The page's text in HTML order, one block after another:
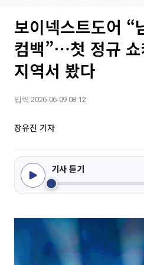
보이넥스트도어 “
컴백”⋯첫 정규
지역서 봤다
입력 2026-06-09 08:12
장유진 기자
기사 듣기